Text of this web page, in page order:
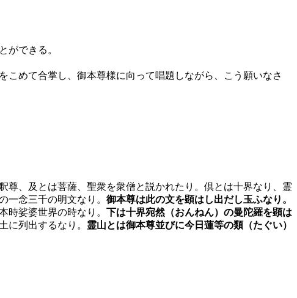
ができる。
めて合掌し、御本尊様に向って唱題しながら、こう願いなさ
、及とは菩薩、聖衆を衆僧と説かれたり。倶とは十界なり、霊
一念三千の明文なり。 御本尊は此の文を顕はし出だし玉ふなり。
時娑婆世界の時なり。 下は十界宛然（おんねん）の曼陀羅を顕は
に列出するなり。 霊山とは御本尊並びに今日蓮等の類（たぐい）